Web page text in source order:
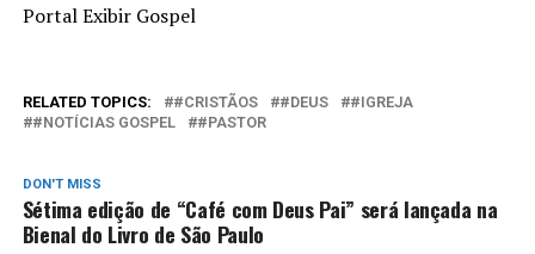
Portal Exibir Gospel
RELATED TOPICS: #CRISTÃOS #DEUS
#IGREJA
#NOTÍCIAS GOSPEL
#PASTOR
DON'T MISS
Sétima edição de “Café com Deus Pai” será lançada na
Bienal do Livro de São Paulo